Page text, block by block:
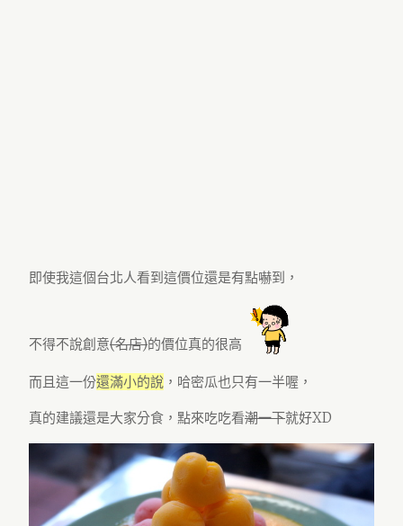
即使我這個台北人看到這價位還是有點嚇到，
不得不說創意(名店)的價位真的很高
而且這一份還滿小的說 ，哈密瓜也只有一半喔，
真的建議還是大家分食，點來吃吃看潮一下就好XD